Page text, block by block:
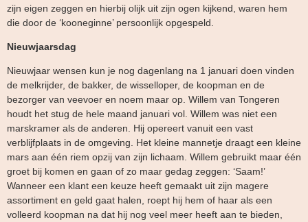
zijn eigen zeggen en hierbij olijk uit zijn ogen kijkend, waren hem
die door de ‘kooneginne’ persoonlijk opgespeld.
Nieuwjaarsdag
Nieuwjaar wensen kun je nog dagenlang na 1 januari doen vinden
de melkrijder, de bakker, de wisselloper, de koopman en de
bezorger van veevoer en noem maar op. Willem van Tongeren
houdt het stug de hele maand januari vol. Willem was niet een
marskramer als de anderen. Hij opereert vanuit een vast
verblijfplaats in de omgeving. Het kleine mannetje draagt een kleine
mars aan één riem opzij van zijn lichaam. Willem gebruikt maar één
groet bij komen en gaan of zo maar gedag zeggen: ‘Saam!’
Wanneer een klant een keuze heeft gemaakt uit zijn magere
assortiment en geld gaat halen, roept hij hem of haar als een
volleerd koopman na dat hij nog veel meer heeft aan te bieden,